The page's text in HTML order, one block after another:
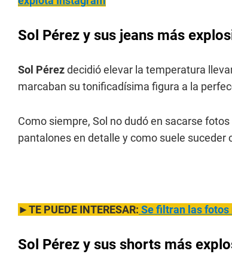
Sol Pérez y sus jeans más
Sol Pérezdecidió elevar la temperatura
marcaban su tonificadísima figura a la
Como siempre, Sol no dudó en sacarse
pantalones en detalle y como suele
►TE PUEDE INTERESAR: Se filtran las
Sol Pérez y sus shorts más